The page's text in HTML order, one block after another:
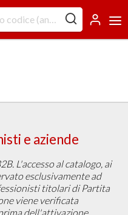
e aziende
L'accesso al catalogo, ai
esclusivamente ad
titolari di Partita
viene verificata
dell'attivazione